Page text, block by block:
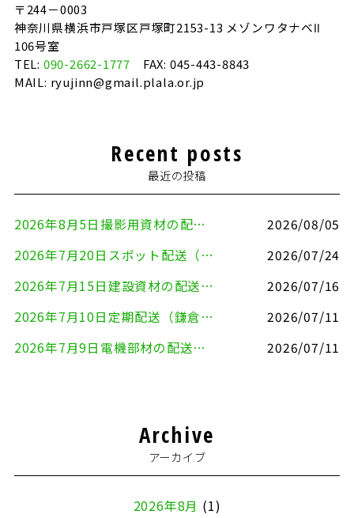
〒244－0003
神奈川県横浜市戸塚区戸塚町2153-13 メゾンワタナベⅡ
106号室
TEL: 090-2662-1777 FAX: 045-443-8843
MAIL: ryujinn@gmail.plala.or.jp
Recent posts
最近の投稿
2026年8月5日撮影用資材の配送（鎌倉市⇒港区）
2026/08/05
2026年7月20日スポット配送（横浜市金沢区⇒愛知県豊川市）
2026/07/24
2026年7月15日建設資材の配送（横浜市金沢区⇒横須賀市）
2026/07/16
2026年7月10日定期配送（鎌倉市⇔大田区）
2026/07/11
2026年7月9日電機部材の配送（横浜市戸塚区⇒品川区）
2026/07/11
Archive
アーカイブ
2026年8月 (1)